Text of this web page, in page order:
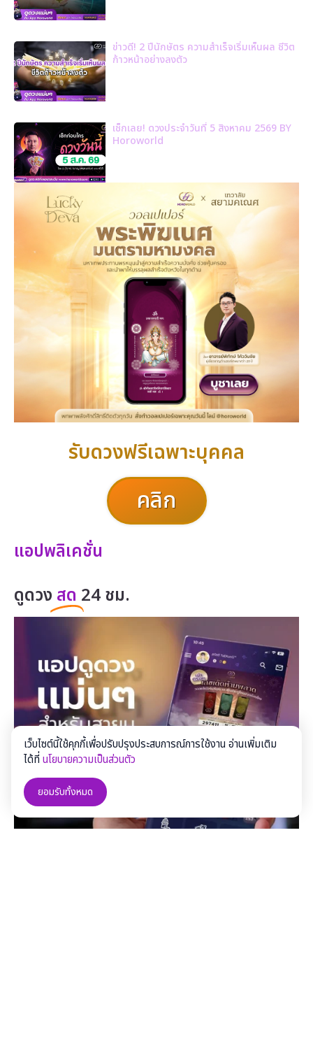
ข่าวดี! 2 ปีนักษัตร ความสำเร็จเริ่มเห็นผล ชีวิต
ก้าวหน้าอย่างลงตัว
เช็กเลย! ดวงประจำวันที่ 5 สิงหาคม 2569 BY
Horoworld
รับดวงฟรีเฉพาะบุคคล
คลิก
แอปพลิเคชั่น
ดูดวง สด 24 ชม.
เว็บไซต์นี้ใช้คุกกี้เพื่อปรับปรุงประสบการณ์การใช้งาน อ่านเพิ่มเติม
ได้ที่นโยบายความเป็นส่วนตัว
ยอมรับทั้งหมด